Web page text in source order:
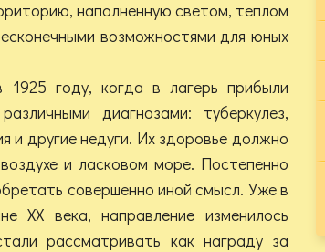
наполненную светом, теплом
возможностями для юных
году, когда в лагерь прибыли
диагнозами: туберкулез,
и другие недуги. Их здоровье должно
и ласковом море. Постепенно
совершенно иной смысл. Уже в
XX века, направление изменилось
рассматривать как награду за